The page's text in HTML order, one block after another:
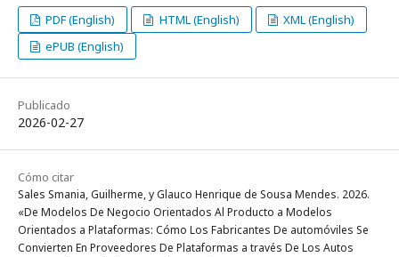
PDF (English) HTML (English)
XML (English)
ePUB (English)
Publicado
2026-02-27
Cómo citar
Sales Smania, Guilherme, y Glauco Henrique de Sousa Mendes. 2026.
«De Modelos De Negocio Orientados Al Producto a Modelos
Orientados a Plataformas: Cómo Los Fabricantes De automóviles Se
Convierten En Proveedores De Plataformas a través De Los Autos